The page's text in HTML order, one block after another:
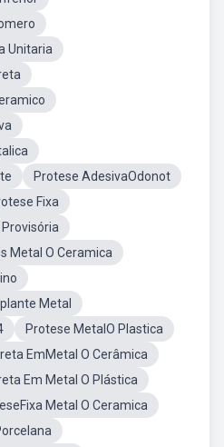
Unitaria
Protese AdesivaOdonot
Fixa
Metal O Ceramica
Metal
Protese MetalO Plastica
EmMetal O Cerâmica
Em Metal O Plástica
Metal O Ceramica